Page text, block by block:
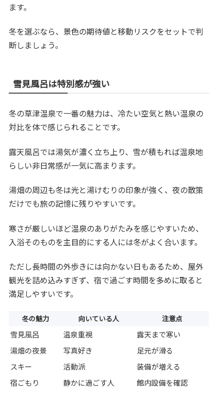
ます。
冬を選ぶなら、景色の期待値と移動リスクをセットで判
断しましょう。
雪見風呂は特別感が強い
冬の草津温泉で一番の魅力は、冷たい空気と熱い温泉の
対比を体で感じられることです。
露天風呂では湯気が濃く立ち上り、雪が積もれば温泉地
らしい非日常感が一気に高まります。
湯畑の周辺も冬は光と湯けむりの印象が強く、夜の散策
だけでも旅の記憶に残りやすいです。
寒さが厳しいほど温泉のありがたみを感じやすいため、
入浴そのものを主目的にする人には冬がよく合います。
ただし長時間の外歩きには向かない日もあるため、屋外
観光を詰め込みすぎず、宿で過ごす時間を多めに取ると
満足しやすいです。
冬の魅力 向いている人 注意点
雪見風呂 温泉重視
露天まで寒い
湯畑の夜景
写真好き
足元が滑る
スキー
活動派
装備が増える
宿ごもり
静かに過ごす人 館内設備を確認